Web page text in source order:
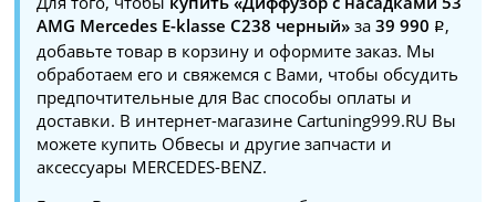
AMG Mercedes E-klasse C238 черный» за39 990
,
добавьте товар в корзину и оформите заказ. Мы
обработаем его и свяжемся с Вами, чтобы обсудить
предпочтительные для Вас способы оплаты и
доставки. В интернет-магазине Cartuning999.RU Вы
можете купить Обвесы и другие запчасти и
аксессуары MERCEDES-BENZ.